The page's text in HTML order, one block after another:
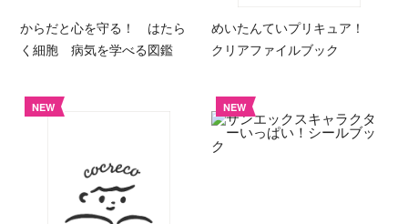
からだと心を守る！ はたら
く細胞 病気を学べる図鑑
めいたんていプリキュア！
クリアファイルブック
NEW NEW